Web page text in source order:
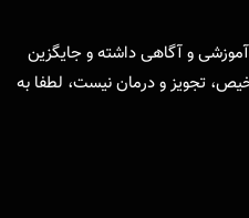
و آگاهی داشته و جایگزین
تجویز و درمان نیست، لطفا به